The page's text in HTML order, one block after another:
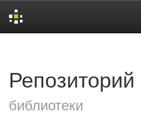
Репозиторий
библиотеки